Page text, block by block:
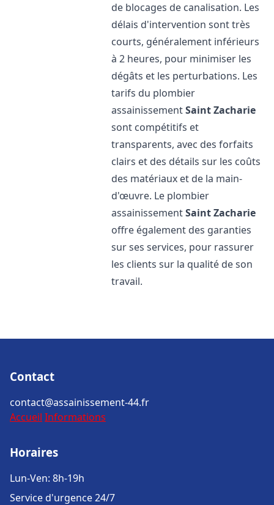
de blocages de canalisation. Les
délais d'intervention sont très
courts, généralement inférieurs
à 2 heures, pour minimiser les
dégâts et les perturbations. Les
tarifs du plombier
assainissementSaint Zacharie
sont compétitifs et
transparents, avec des forfaits
clairs et des détails sur les coûts
des matériaux et de la main-
d'œuvre. Le plombier
assainissementSaint Zacharie
offre également des garanties
sur ses services, pour rassurer
les clients sur la qualité de son
travail.
Contact
contact@assainissement-44.fr
Accueil Informations
Horaires
Lun-Ven: 8h-19h
Service d'urgence 24/7